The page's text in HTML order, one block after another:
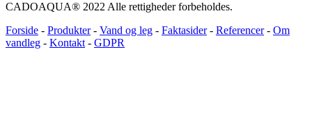
CADOAQUA® 2022 Alle rettigheder forbeholdes.
Forside - Produkter- Vand og leg - Faktasider- Referencer- Om
vandleg - Kontakt - GDPR